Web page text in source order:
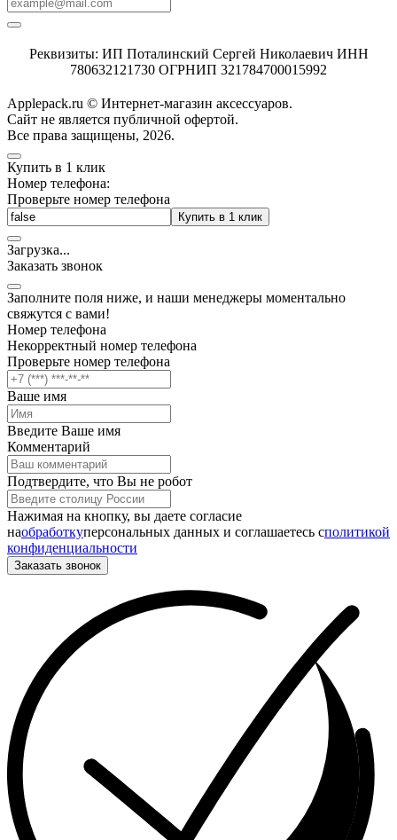
Реквизиты: ИП Поталинский Сергей Николаевич ИНН
780632121730 ОГРНИП 321784700015992
Applepack.ru © Интернет-магазин аксессуаров.
Cайт не является публичной офертой.
Все права защищены, 2026.
Купить в 1 клик
Номер телефона:
Проверьте номер телефона
Купить в 1 клик
Загрузка...
Заказать звонок
Заполните поля ниже, и наши менеджеры моментально
свяжутся с вами!
Номер телефона
Некорректный номер телефона
Проверьте номер телефона
Ваше имя
Введите Ваше имя
Комментарий
Подтвердите, что Вы не робот
Нажимая на кнопку, вы даете согласие
наобработкуперсональных данных и соглашаетесь cполитикой
конфиденциальности
Заказать звонок